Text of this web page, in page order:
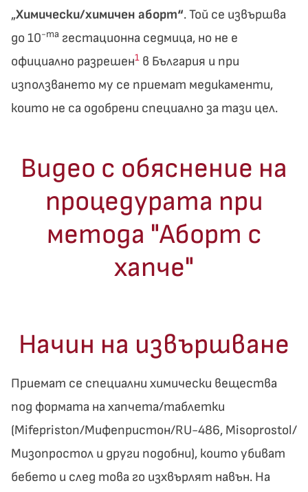
„Химически/химичен аборт“. Той се извършва
до 10-та гестационна седмица, но не е
официално разрешен1 в България и при
използването му се приемат медикаменти,
които не са одобрени специално за тази цел.
Видео с обяснение на
процедурата при
метода "Аборт с
хапче"
Начин на извършване
Приемат се специални химически вещества
под формата на хапчета/таблетки
(Mifepriston/Mифепристон/RU-486, Misoprostol/
Мизопростол и други подобни), които убиват
бебето и след това го изхвърлят навън. На